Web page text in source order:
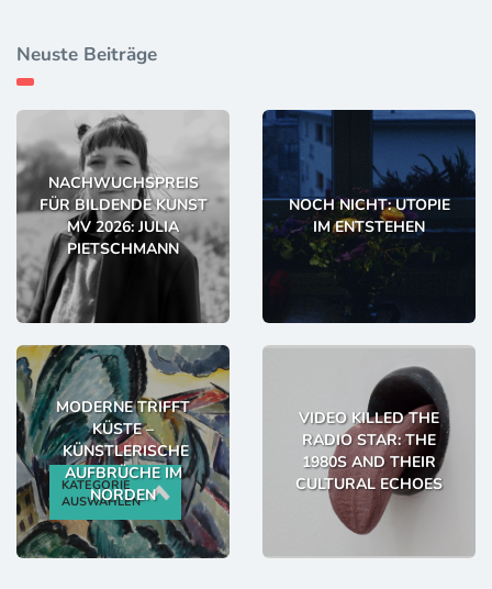
Neuste Beiträge
NACHWUCHSPREIS
FÜR BILDENDE KUNST
MV 2026: JULIA
PIETSCHMANN
NOCH NICHT: UTOPIE
IM ENTSTEHEN
MODERNE TRIFFT
KÜSTE –
KÜNSTLERISCHE
AUFBRÜCHE IM
NORDEN
VIDEO KILLED THE
RADIO STAR: THE
1980S AND THEIR
CULTURAL ECHOES
KATEGORIE
AUSWÄHLEN